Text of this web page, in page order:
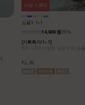
심플V 1+1
25%
14,900원
[기획특가/1+1]
[55~120] 시원한 깊은 V넥 심
F,L,XL
리뷰 1,902